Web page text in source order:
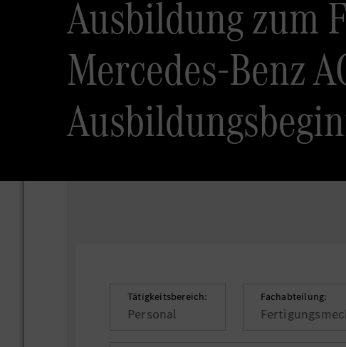
Ausbildung zum
Mercedes-Benz
Tätigkeitsbereich:
Personal
Fachabteilung: